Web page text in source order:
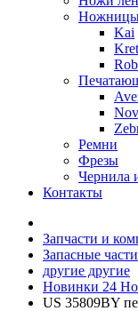
Kai
Ремни
Фрезы
Чернила
Контакты
Запчасти и
Запасные
другие другие
Новинки 24
US 35809BY